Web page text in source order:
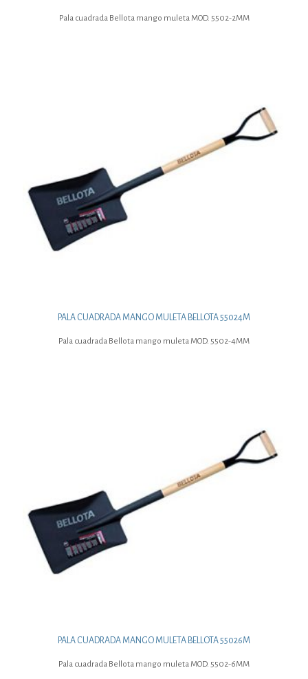
Pala cuadrada Bellota mango muleta MOD. 5502-2MM
PALA CUADRADA MANGO MULETA BELLOTA 55024M
Pala cuadrada Bellota mango muleta MOD. 5502-4MM
PALA CUADRADA MANGO MULETA BELLOTA 55026M
Pala cuadrada Bellota mango muleta MOD. 5502-6MM